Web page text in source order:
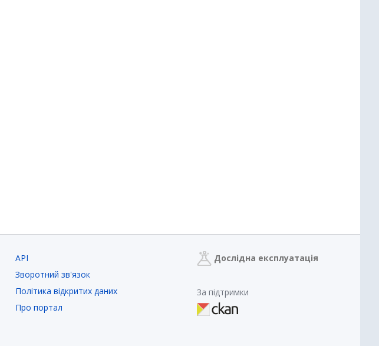
API
Зворотний зв'язок
Політика відкритих даних
Про портал
Дослідна експлуатація
За підтримки